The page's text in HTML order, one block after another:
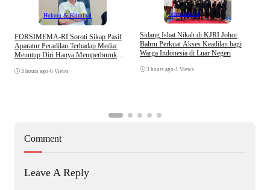
Hukum & Kriminal
​FORSIMEMA-RI Soroti Sikap Pasif
Aparatur Peradilan Terhadap Media:
Menutup Diri Hanya Memperburuk
3 hours ago •6 Views
Internasional
Sidang Isbat Nikah di KJRI Johor
Bahru Perkuat Akses Keadilan bagi
Warga Indonesia di Luar Negeri
3 hours ago •1 Views
Comment
Leave A Reply